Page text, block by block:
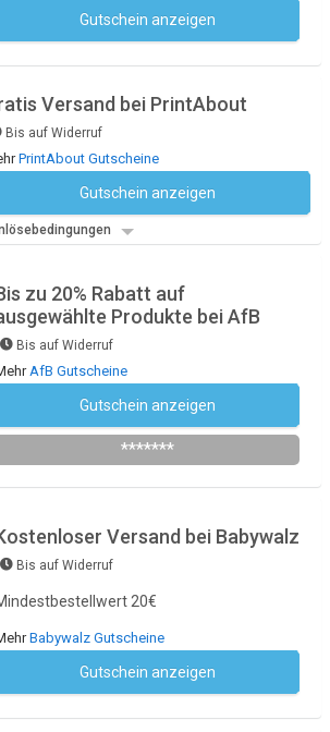
Gutschein anzeigen
Versand bei PrintAbout
Bis auf Widerruf
PrintAbout Gutscheine
Gutschein anzeigen
zu 20% Rabatt auf
Produkte bei AfB
Bis auf Widerruf
AfB Gutscheine
Gutschein anzeigen
*******
Versand bei Babywalz
Bis auf Widerruf
20€
Babywalz Gutscheine
Gutschein anzeigen